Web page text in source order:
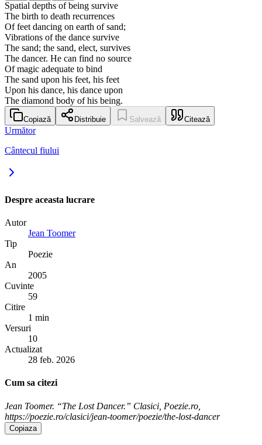
Spatial depths of being survive
The birth to death recurrences
Of feet dancing on earth of sand;
Vibrations of the dance survive
The sand; the sand, elect, survives
The dancer. He can find no source
Of magic adequate to bind
The sand upon his feet, his feet
Upon his dance, his dance upon
The diamond body of his being.
Copiază Distribuie Salvează Citează
Următor
Cântecul fiului
Despre aceasta lucrare
Autor
Jean Toomer
Tip
Poezie
An
2005
Cuvinte
59
Citire
1 min
Versuri
10
Actualizat
28 feb. 2026
Cum sa citezi
Jean Toomer. “The Lost Dancer.” Clasici, Poezie.ro,
https://poezie.ro/clasici/jean-toomer/poezie/the-lost-dancer
Copiaza